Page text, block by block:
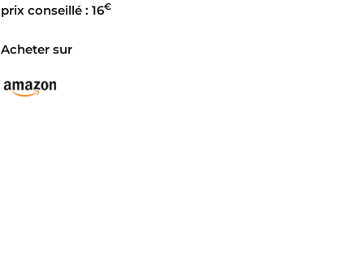
prix conseillé : 16€
Acheter sur